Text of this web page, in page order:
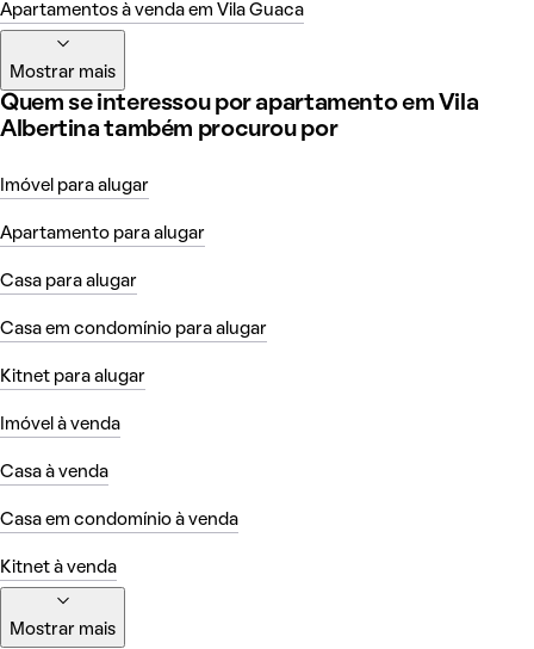
Apartamentos à venda em Vila Guaca
Mostrar mais
Quem se interessou por apartamento em Vila
Albertina também procurou por
Imóvel para alugar
Apartamento para alugar
Casa para alugar
Casa em condomínio para alugar
Kitnet para alugar
Imóvel à venda
Casa à venda
Casa em condomínio à venda
Kitnet à venda
Mostrar mais